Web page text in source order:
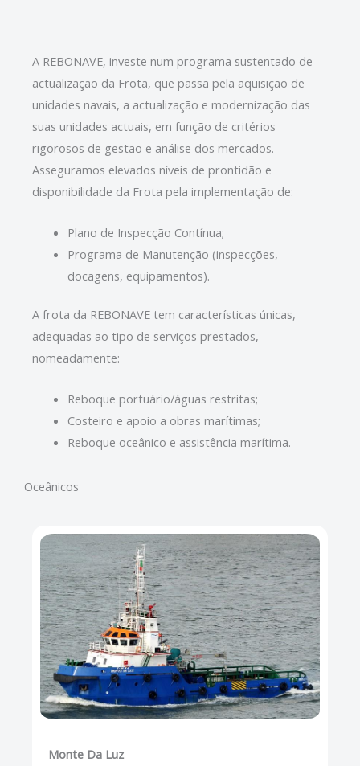
A REBONAVE, investe num programa sustentado de
actualização da Frota, que passa pela aquisição de
unidades navais, a actualização e modernização das
suas unidades actuais, em função de critérios
rigorosos de gestão e análise dos mercados.
Asseguramos elevados níveis de prontidão e
disponibilidade da Frota pela implementação de:
Plano de Inspecção Contínua;
Programa de Manutenção (inspecções,
docagens, equipamentos).
A frota da REBONAVE tem características únicas,
adequadas ao tipo de serviços prestados,
nomeadamente:
Reboque portuário/águas restritas;
Costeiro e apoio a obras marítimas;
Reboque oceânico e assistência marítima.
Oceânicos
Monte Da Luz